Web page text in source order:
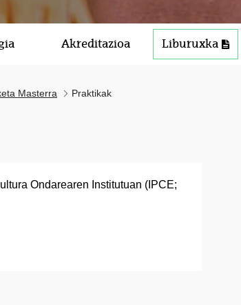
Akreditazioa Liburuxka
PDF (300
Masterra Praktikak
Ondarearen Institutuan (IPCE;